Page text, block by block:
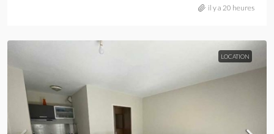
il y a 20 heures
LOCATION